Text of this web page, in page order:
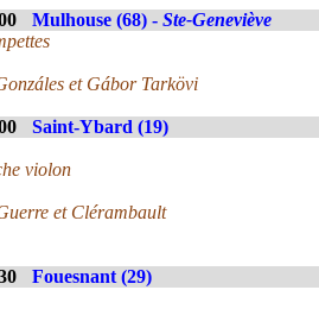
Mulhouse (68) - Ste-Geneviève
et Gábor Tarkövi
Saint-Ybard (19)
violon
et Clérambault
Fouesnant (29)